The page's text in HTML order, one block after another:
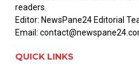
readers.
Editor: NewsPane24 Editorial
Email:
QUICK LINKS